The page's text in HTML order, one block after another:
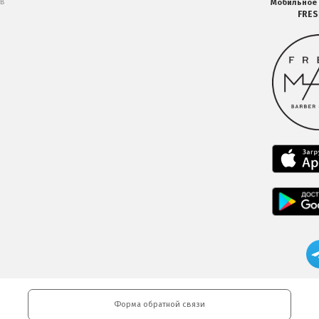
Мобильное
Форма обратной связи